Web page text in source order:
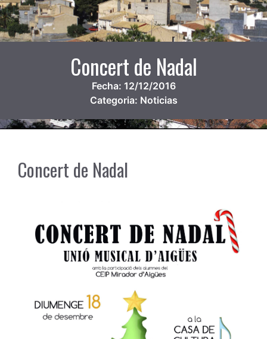
Concert de Nadal
Fecha: 12/12/2016
Categoria: Noticias
Concert de Nadal